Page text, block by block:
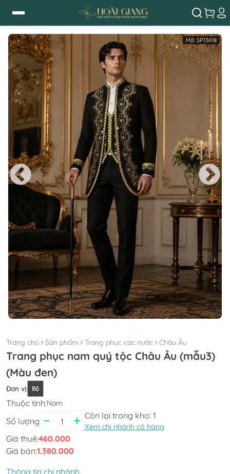
Mã: SP13618
Trang chủ Sản phẩm Trang phục các nước Châu Âu
Trang phục nam quý tộc Châu Âu (mẫu3)
(Màu đen)
Đơn vị: Bộ
Thuộc tính:Nam
Số lượng
Còn lại trong kho: 1
Xem chi nhánh có hàng
Giá thuê:460.000
Giá bán:1.380.000
Thông tin chi nhánh